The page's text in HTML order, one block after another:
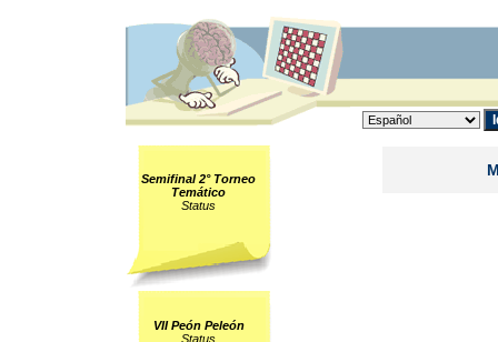
Semifinal 2° Torneo
Temático
Status
VII Peón Peleón
Status